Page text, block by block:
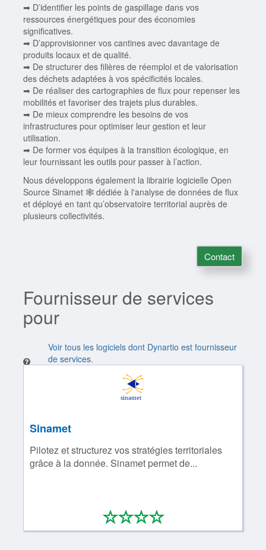
➡ D’identifier les points de gaspillage dans vos
ressources énergétiques pour des économies
significatives.
➡ D’approvisionner vos cantines avec davantage de
produits locaux et de qualité.
➡ De structurer des filières de réemploi et de valorisation
des déchets adaptées à vos spécificités locales.
➡ De réaliser des cartographies de flux pour repenser les
mobilités et favoriser des trajets plus durables.
➡ De mieux comprendre les besoins de vos
infrastructures pour optimiser leur gestion et leur
utilisation.
➡ De former vos équipes à la transition écologique, en
leur fournissant les outils pour passer à l’action.
Nous développons également la librairie logicielle Open
Source Sinamet 🕸️ dédiée à l'analyse de données de flux
et déployé en tant qu’observatoire territorial auprès de
plusieurs collectivités.
Contact
Fournisseur de services
pour
Voir tous les logiciels dont Dynartio est fournisseur
de services.
Sinamet
Pilotez et structurez vos stratégies territoriales
grâce à la donnée. Sinamet permet de...
****
0/4